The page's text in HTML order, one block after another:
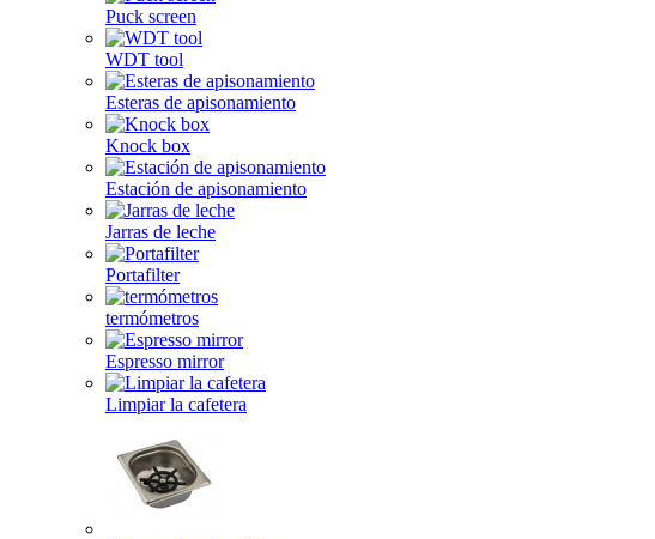
Puck screen
WDT tool
Esteras de apisonamiento
Knock box
Estación de apisonamiento
Jarras de leche
Portafilter
termómetros
Espresso mirror
Limpiar la cafetera